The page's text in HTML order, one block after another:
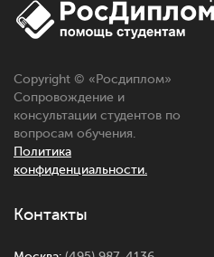
Copyright © «Росдиплом»
Сопровождение и
консультации студентов по
вопросам обучения.
Политика
конфиденциальности.
Контакты